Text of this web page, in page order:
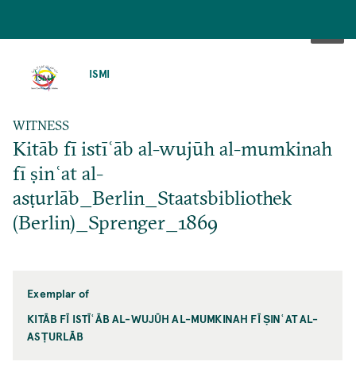
ISMI
WITNESS
Kitāb fī istīʿāb al-wujūh al-mumkinah
fī ṣinʿat al-
asṭurlāb_Berlin_Staatsbibliothek
(Berlin)_Sprenger_1869
Exemplar of
KITĀB FĪ ISTĪʿĀB AL-WUJŪH AL-MUMKINAH FĪ ṢINʿAT AL-
ASṬURLĀB